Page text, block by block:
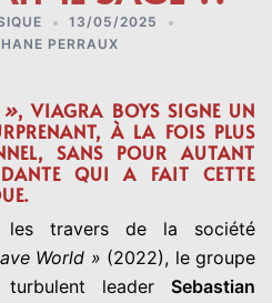
13/05/2025
PERRAUX
», VIAGRA BOYS SIGNE UN
À LA FOIS PLUS
SANS POUR AUTANT
QUI A FAIT CETTE
les travers de la société
World » (2022), le groupe
leader Sebastian